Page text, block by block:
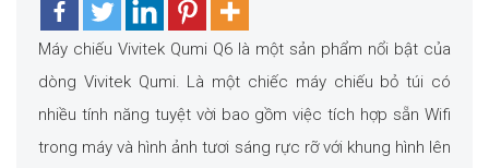
Máy chiếu Vivitek Qumi Q6 là một sản phẩm nổi bật của
dòng Vivitek Qumi. Là một chiếc máy chiếu bỏ túi có
nhiều tính năng tuyệt vời bao gồm việc tích hợp sẵn Wifi
trong máy và hình ảnh tươi sáng rực rỡ với khung hình lên